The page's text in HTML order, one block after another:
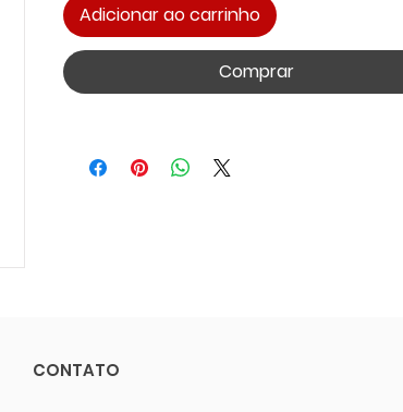
Adicionar ao carrinho
Comprar
CONTATO